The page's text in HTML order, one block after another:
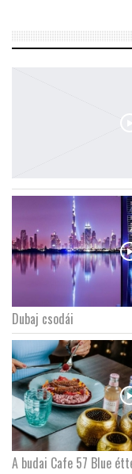
Dubaj csodái
A budai Cafe 57 Blue